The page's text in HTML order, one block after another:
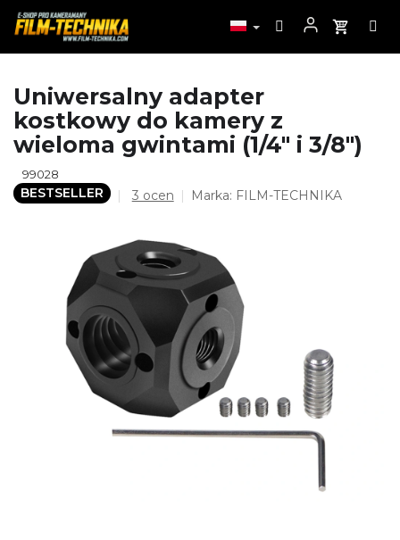
treści
Uniwersalny adapter
kostkowy do kamery z
wieloma gwintami (1/4" i 3/8")
99028
BESTSELLER
Średnia
wynosi
5,0
na
gwiazdek.
3 ocen Marka: FILM-TECHNIKA